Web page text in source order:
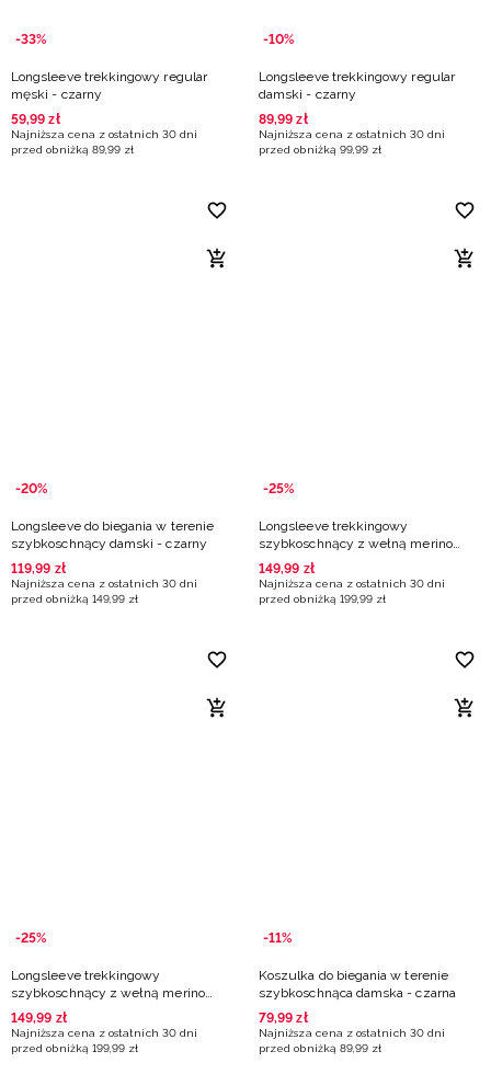
-33%
Longsleeve trekkingowy regular
męski - czarny
59,99 zł
Najniższa cena z ostatnich 30 dni
przed obniżką 89,99 zł
-10%
Longsleeve trekkingowy regular
damski - czarny
89,99 zł
Najniższa cena z ostatnich 30 dni
przed obniżką 99,99 zł
-20%
Longsleeve do biegania w terenie
szybkoschnący damski - czarny
119,99 zł
Najniższa cena z ostatnich 30 dni
przed obniżką 149,99 zł
-25%
Longsleeve trekkingowy
szybkoschnący z wełną merino
męski - czarny
149,99 zł
Najniższa cena z ostatnich 30 dni
przed obniżką 199,99 zł
-25%
Longsleeve trekkingowy
szybkoschnący z wełną merino
damski - czarny
149,99 zł
Najniższa cena z ostatnich 30 dni
przed obniżką 199,99 zł
-11%
Koszulka do biegania w terenie
szybkoschnąca damska - czarna
79,99 zł
Najniższa cena z ostatnich 30 dni
przed obniżką 89,99 zł